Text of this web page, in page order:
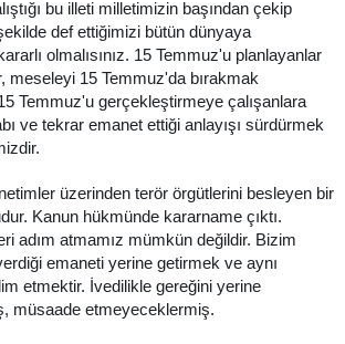
bu illeti milletimizin başından çekip
def ettiğimizi bütün dünyaya
olmalısınız. 15 Temmuz'u planlayanlar
meseleyi 15 Temmuz'da bırakmak
Temmuz'u gerçekleştirmeye çalışanlara
ve tekrar emanet ettiği anlayışı sürdürmek
üzerinden terör örgütlerini besleyen bir
Kanun hükmünde kararname çıktı.
adım atmamız mümkün değildir. Bizim
emaneti yerine getirmek ve aynı
etmektir. İvedilikle gereğini yerine
müsaade etmeyeceklermiş.